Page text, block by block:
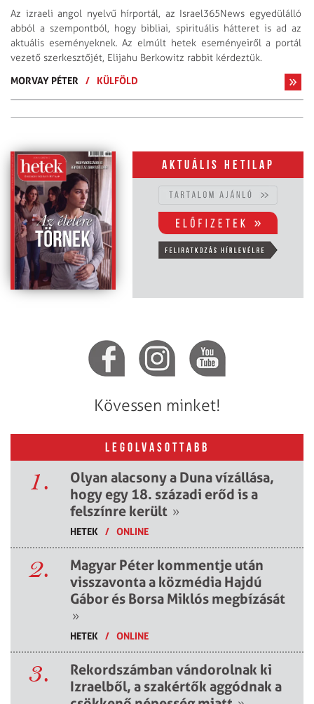
Az izraeli angol nyelvű hírportál, az Israel365News egyedülálló
abból a szempontból, hogy bibliai, spirituális hátteret is ad az
aktuális eseményeknek. Az elmúlt hetek eseményeiről a portál
vezető szerkesztőjét, Elijahu Berkowitz rabbit kérdeztük.
MORVAY PÉTER
/ KÜLFÖLD
Aktuális hetilap
Kövessen minket!
LEGOLVASOTTABB
1.
Olyan alacsony a Duna vízállása,
hogy egy 18. századi erőd is a
felszínre került »
HETEK / ONLINE
2.
Magyar Péter kommentje után
visszavonta a közmédia Hajdú
Gábor és Borsa Miklós megbízását
»
HETEK / ONLINE
3.
Rekordszámban vándorolnak ki
Izraelből, a szakértők aggódnak a